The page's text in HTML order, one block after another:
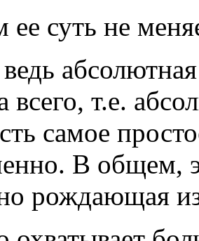
ее суть не
всего, т.е.
самое
В общем,
рождающая